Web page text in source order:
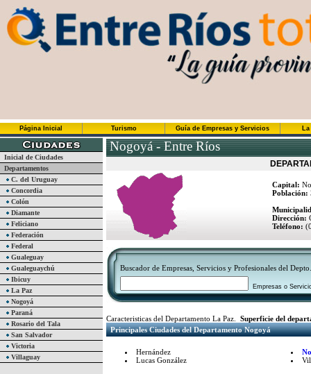
Página Inicial Turismo Guía de Empresas y Servicios
Inicial de Ciudades
Departamentos
C. del Uruguay
Concordia
Colón
Diamante
Feliciano
Federación
Federal
Gualeguay
Gualeguaychú
Ibicuy
La Paz
Nogoyá
Paraná
Rosario del Tala
San Salvador
Victoria
Villaguay
Nogoyá - Entre Ríos
Capital:
Población:
Dirección:
Teléfono:
Buscador de Empresas, Servicios y Profesionales del
Empresas o
Caracteristicas del Departamento La Paz.
Superficie del
Principales Ciudades del Departamento Nogoyá
Hernández
Lucas González